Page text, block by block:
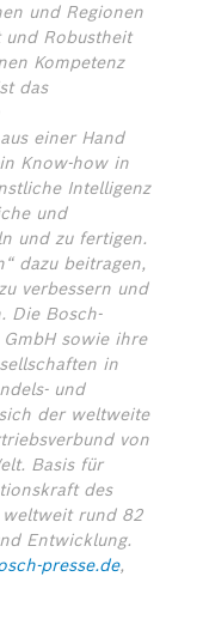
und Regionen
Robustheit
Kompetenz
das
einer Hand
Know-how in
Intelligenz
und
und zu fertigen.
dazu beitragen,
verbessern und
Die Bosch-
sowie ihre
in
und
der weltweite
von
Basis für
des
weltweit rund 82
Entwicklung.
presse.de,